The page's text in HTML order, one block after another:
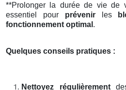
**Prolonger la durée de vie de
essentiel pour prévenirles
fonctionnement optimal .
Quelques conseils pratiques :
Nettoyez régulièrement